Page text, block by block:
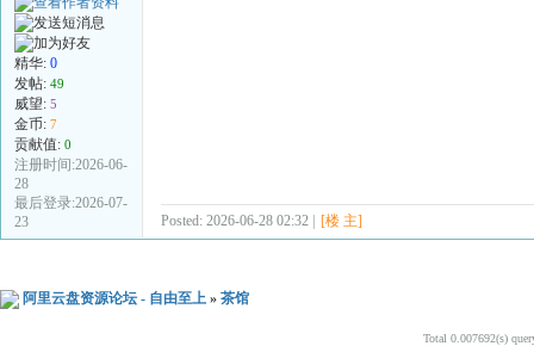
精华: 0
发帖: 49
威望: 5
金币: 7
贡献值: 0
注册时间:2026-06-
28
最后登录:2026-07-
23
Posted: 2026-06-28 02:32 | [楼 主]
阿里云盘资源论坛 - 自由至上 » 茶馆
Total 0.007692(s)